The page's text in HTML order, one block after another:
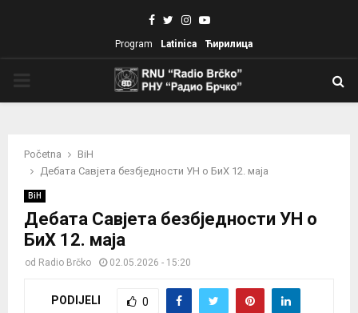
Facebook
TwitterInstagram
Youtube
Program Latinica Ћирилица
Početna
BiH
Дебата Савјета безбједности УН о БиХ 12. маја
BiH
Дебата Савјета безбједности УН о
БиХ 12. маја
od Radio Brčko 02.05.2026 - 15:20
PODIJELI 0